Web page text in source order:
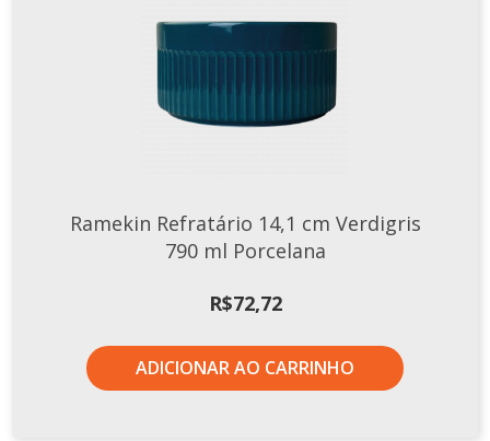
Ramekin Refratário 14,1 cm Verdigris
790 ml Porcelana
R$72,72
ADICIONAR AO CARRINHO